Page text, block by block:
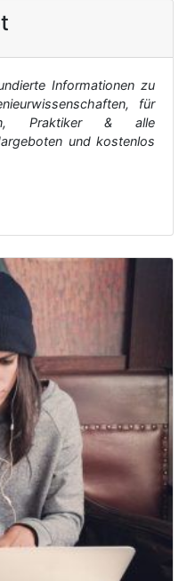
Informationen zu
für
Praktiker & alle
und kostenlos